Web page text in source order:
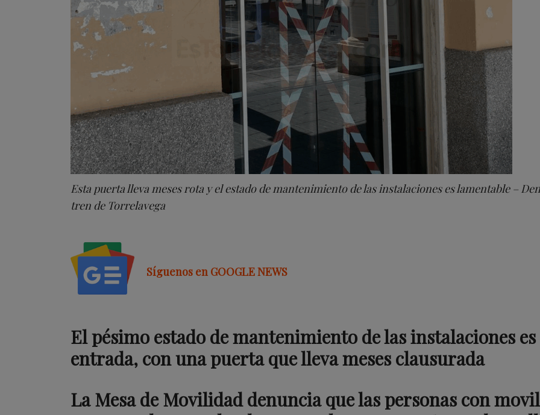
Esta puerta lleva meses rota y el estado de mantenimiento de las instalaciones es lamentable –
tren de Torrelavega
Síguenos en GOOGLE NEWS
El pésimo estado de mantenimiento de las instalaciones
entrada, con una puerta que lleva meses clausurada
La Mesa de Movilidad denuncia que las personas con